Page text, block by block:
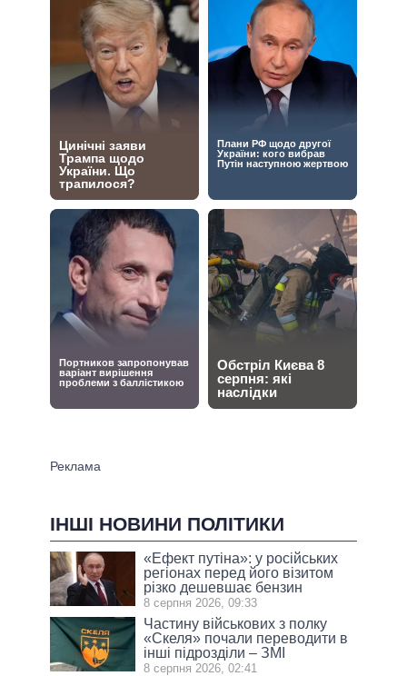
ІНШІ НОВИНИ ПОЛІТИКИ
«Ефект путіна»: у російських
регіонах перед його візитом
різко дешевшає бензин
8 серпня 2026, 09:33
Частину військових з полку
«Скеля» почали переводити в
інші підрозділи – ЗМІ
8 серпня 2026, 02:41